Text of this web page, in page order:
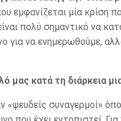
εμφανίζεται μία κρίση
πολύ σημαντικό να
για να ενημερωθούμε,
μας κατά τη διάρκεια
«ψευδείς συναγερμοί»